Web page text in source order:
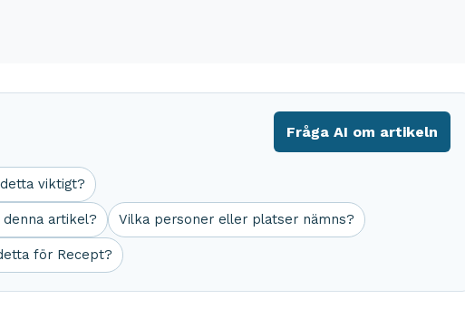
Fråga AI om artikeln
viktigt?
artikel? Vilka personer eller platser nämns?
för Recept?